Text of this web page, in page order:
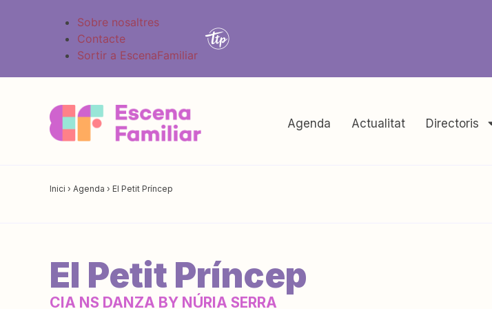
Sobre nosaltres
Contacte
Sortir a EscenaFamiliar
Agenda Actualitat Directoris
Inici › Agenda › El Petit Príncep
El Petit Príncep
CIA NS DANZA BY NÚRIA SERRA